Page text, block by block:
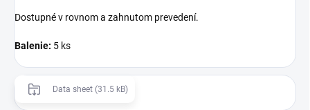
Dostupné v rovnom a zahnutom prevedení.
Balenie: 5 ks
Data sheet (31.5 kB)